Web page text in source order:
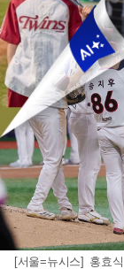
[서울=뉴시스] 홍효